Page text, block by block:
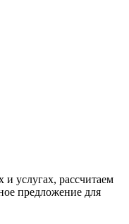
услугах, рассчитаем
предложение для